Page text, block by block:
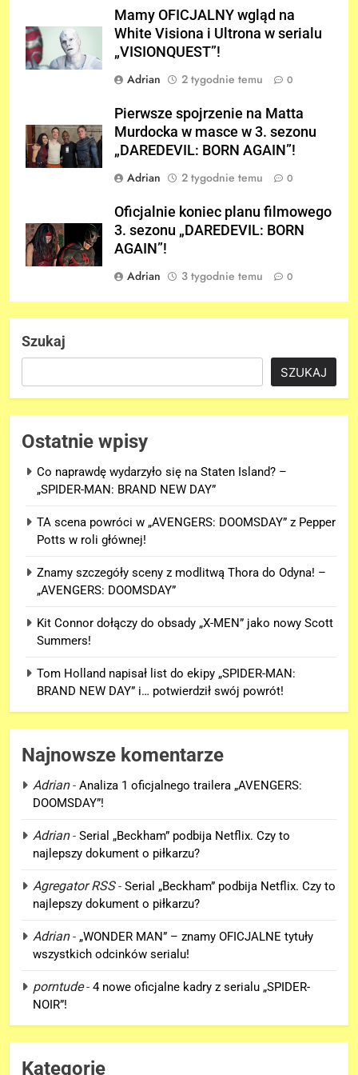
Mamy OFICJALNY wgląd na
White Visiona i Ultrona w serialu
„VISIONQUEST”!
Adrian
2 tygodnie temu 0
Pierwsze spojrzenie na Matta
Murdocka w masce w 3. sezonu
„DAREDEVIL: BORN AGAIN”!
Adrian
2 tygodnie temu 0
Oficjalnie koniec planu filmowego
3. sezonu „DAREDEVIL: BORN
AGAIN”!
Adrian
3 tygodnie temu 0
Szukaj
SZUKAJ
Ostatnie wpisy
Co naprawdę wydarzyło się na Staten Island? –
„SPIDER-MAN: BRAND NEW DAY”
TA scena powróci w „AVENGERS: DOOMSDAY” z Pepper
Potts w roli głównej!
Znamy szczegóły sceny z modlitwą Thora do Odyna! –
„AVENGERS: DOOMSDAY”
Kit Connor dołączy do obsady „X-MEN” jako nowy Scott
Summers!
Tom Holland napisał list do ekipy „SPIDER-MAN:
BRAND NEW DAY” i… potwierdził swój powrót!
Najnowsze komentarze
Adrian- Analiza 1 oficjalnego trailera „AVENGERS:
DOOMSDAY”!
Adrian- Serial „Beckham” podbija Netflix. Czy to
najlepszy dokument o piłkarzu?
Agregator RSS- Serial „Beckham” podbija Netflix. Czy to
najlepszy dokument o piłkarzu?
Adrian- „WONDER MAN” – znamy OFICJALNE tytuły
wszystkich odcinków serialu!
porntude- 4 nowe oficjalne kadry z serialu „SPIDER-
NOIR”!
Kategorie
Tom Holland napisał list do
ekipy „SPIDER-MAN: BRAND
NEW DAY” i… potwierdził swój
powrót!
FILMY
6
TA figurka LEGO
jest warta tysiące dolarów!
GADŻETY